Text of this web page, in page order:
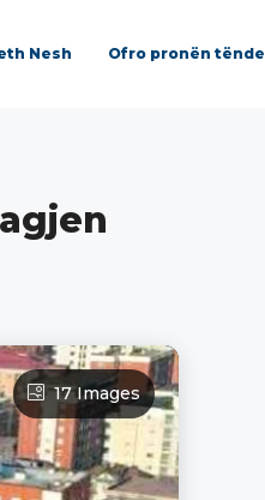
Nesh Ofro pronën tënde
17 Images